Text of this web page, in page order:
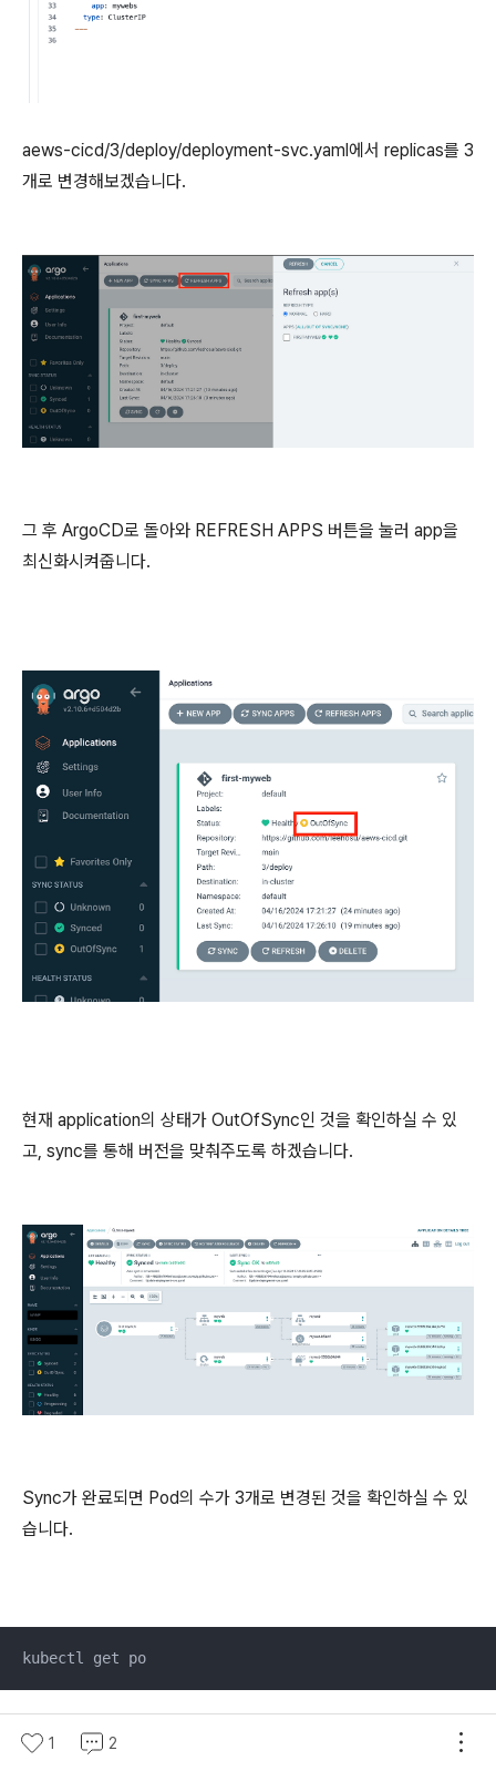
aews-cicd/3/deploy/deployment-svc.yaml에서 replicas를 3
개로 변경해보겠습니다.
그 후 ArgoCD로 돌아와 REFRESH APPS 버튼을 눌러 app을
최신화시켜줍니다.
현재 application의 상태가 OutOfSync인 것을 확인하실 수 있
고, sync를 통해 버전을 맞춰주도록 하겠습니다.
Sync가 완료되면 Pod의 수가 3개로 변경된 것을 확인하실 수 있
습니다.
kubectl get po
kubectl 명령어를 통해 pod의 수를 확인해보면 위와 같이 3개의
1 2